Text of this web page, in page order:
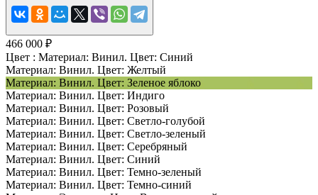
466 000 ₽
Цвет : Материал: Винил. Цвет: Синий
Материал: Винил. Цвет: Желтый
Материал: Винил. Цвет: Зеленое яблоко
Материал: Винил. Цвет: Индиго
Материал: Винил. Цвет: Розовый
Материал: Винил. Цвет: Светло-голубой
Материал: Винил. Цвет: Светло-зеленый
Материал: Винил. Цвет: Серебряный
Материал: Винил. Цвет: Синий
Материал: Винил. Цвет: Темно-зеленый
Материал: Винил. Цвет: Темно-синий